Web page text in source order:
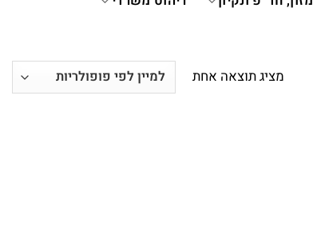
מציג תוצאה אחת